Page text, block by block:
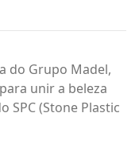
do Grupo Madel,
unir a beleza
SPC (Stone Plastic